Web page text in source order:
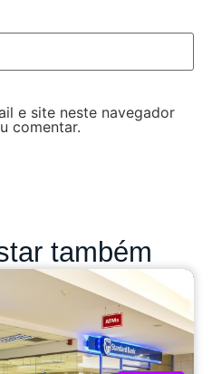
e site neste navegador
comentar.
também